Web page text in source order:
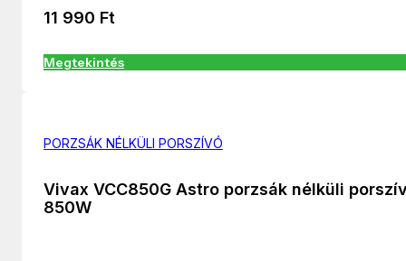
11 990 Ft
Megtekintés
PORZSÁK NÉLKÜLI PORSZÍVÓ
Vivax VCC850G Astro porzsák nélküli
850W